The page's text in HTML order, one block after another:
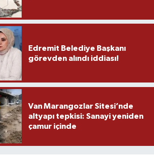
Edremit Belediye Başkanı
görevden alındı iddiası!
Van Marangozlar Sitesi’nde
altyapı tepkisi: Sanayi yeniden
çamur içinde